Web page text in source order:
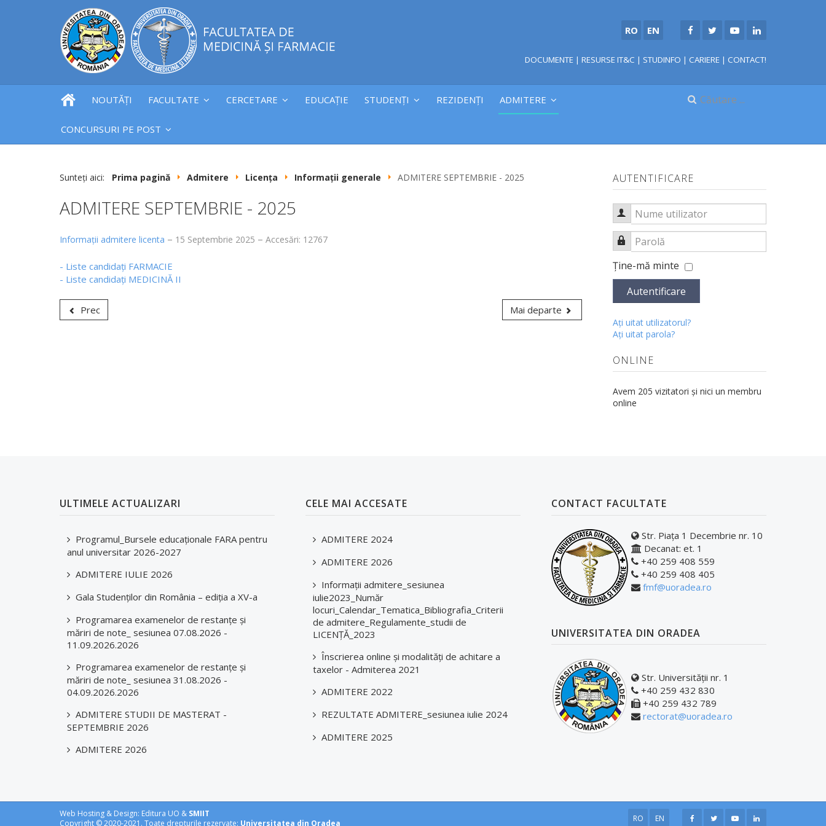
RO EN
DOCUMENTE | RESURSE IT&C | STUDINFO | CARIERE | CONTACT!
NOUTĂȚI FACULTATE CERCETARE EDUCAȚIE STUDENȚI REZIDENȚI ADMITERE
CONCURSURI PE POST
Sunteți aici: Prima pagină Admitere Licența Informații generale ADMITERE SEPTEMBRIE - 2025
ADMITERE SEPTEMBRIE - 2025
Informații admitere licenta 15 Septembrie 2025 Accesări: 12767
- Liste candidați FARMACIE
- Liste candidați MEDICINĂ II
Prec Mai departe
AUTENTIFICARE
Nume utilizator
Parolă
Ţine-mă minte
Autentificare
Aţi uitat utilizatorul?
Aţi uitat parola?
ONLINE
Avem 205 vizitatori și nici un membru
online
ULTIMELE ACTUALIZARI
Programul_Bursele educaționale FARA pentru
anul universitar 2026-2027
ADMITERE IULIE 2026
Gala Studenților din România – ediția a XV-a
Programarea examenelor de restanțe și
măriri de note_ sesiunea 07.08.2026 -
11.09.2026.2026
Programarea examenelor de restanțe și
măriri de note_ sesiunea 31.08.2026 -
04.09.2026.2026
ADMITERE STUDII DE MASTERAT -
SEPTEMBRIE 2026
ADMITERE 2026
CELE MAI ACCESATE
ADMITERE 2024
ADMITERE 2026
Informații admitere_sesiunea
iulie2023_Număr
locuri_Calendar_Tematica_Bibliografia_Criterii
de admitere_Regulamente_studii de
LICENȚĂ_2023
Înscrierea online și modalități de achitare a
taxelor - Admiterea 2021
ADMITERE 2022
REZULTATE ADMITERE_sesiunea iulie 2024
ADMITERE 2025
CONTACT FACULTATE
Str. Piața 1 Decembrie nr. 10
Decanat: et. 1
+40 259 408 559
+40 259 408 405
fmf@uoradea.ro
UNIVERSITATEA DIN ORADEA
Str. Universității nr. 1
+40 259 432 830
+40 259 432 789
rectorat@uoradea.ro
Web Hosting & Design: Editura UO & SMIIT
Copyright © 2020-2021. Toate drepturile rezervate: Universitatea din Oradea RO EN